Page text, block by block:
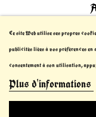
© 2021-2023
Ce site Web utilise ses propres
publicités liées à vos préférences
consentement à son utilisation,
Plus d'informations